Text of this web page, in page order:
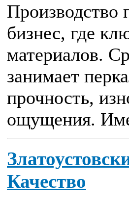
Производство
бизнес, где
материалов.
занимает
прочность,
ощущения.
Качество